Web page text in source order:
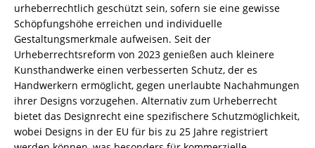
urheberrechtlich geschützt sein, sofern sie eine gewisse
Schöpfungshöhe erreichen und individuelle
Gestaltungsmerkmale aufweisen. Seit der
Urheberrechtsreform von 2023 genießen auch kleinere
Kunsthandwerke einen verbesserten Schutz, der es
Handwerkern ermöglicht, gegen unerlaubte Nachahmungen
ihrer Designs vorzugehen. Alternativ zum Urheberrecht
bietet das Designrecht eine spezifischere Schutzmöglichkeit,
wobei Designs in der EU für bis zu 25 Jahre registriert